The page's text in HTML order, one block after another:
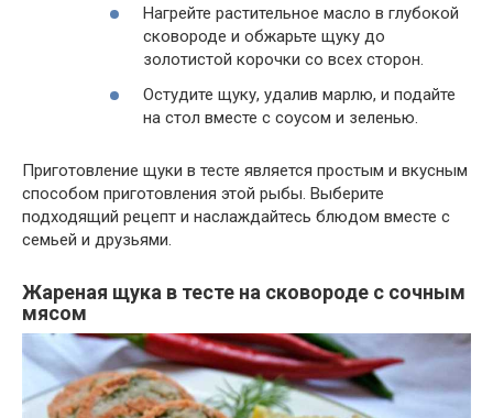
Нагрейте растительное масло в глубокой
сковороде и обжарьте щуку до
золотистой корочки со всех сторон.
Остудите щуку, удалив марлю, и подайте
на стол вместе с соусом и зеленью.
Приготовление щуки в тесте является простым и вкусным
способом приготовления этой рыбы. Выберите
подходящий рецепт и наслаждайтесь блюдом вместе с
семьей и друзьями.
Жареная щука в тесте на сковороде с сочным
мясом